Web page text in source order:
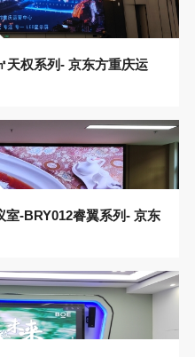
天权系列- 京东方重庆运
-BRY012睿翼系列- 京东